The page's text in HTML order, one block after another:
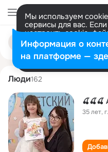
Мы используем
сервисы для вас.
настроить cookie-
представитель.
Разрешить все
Поиск
людям
anna ilinskaya
Люди162
🍒🍒🍒
35 лет,
Информация о
на платформе —